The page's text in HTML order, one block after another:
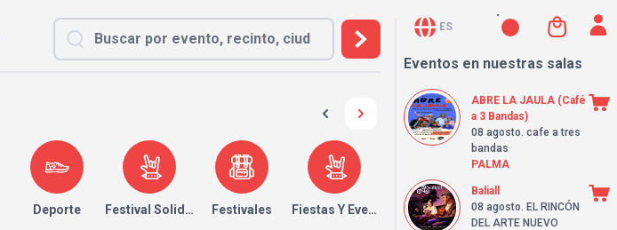
Deporte Festival Solidario Festivales Fiestas Y Eventos
ES
Eventos en nuestras salas
ABRE LA JAULA (Café
a 3 Bandas)
08 agosto. cafe a tres
bandas
PALMA
Baliall
08 agosto. EL RINCÓN
DEL ARTE NUEVO